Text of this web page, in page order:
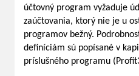
účtovný program vyžaduje
zaúčtovania, ktorý nie je u
programov bežný.
definíciám sú popísané v
príslušného programu